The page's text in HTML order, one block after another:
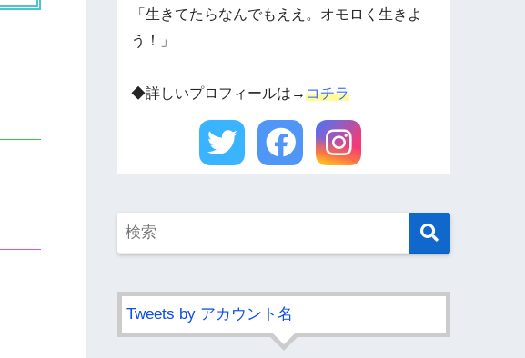
「生きてたらなんでもええ。オモロく生きよ
う！」
◆詳しいプロフィールは→コチラ
Tweets by アカウント名